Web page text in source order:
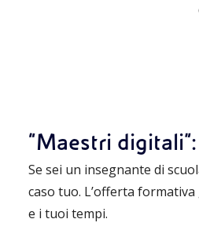
“Maestri
Se sei un insegnante di
caso tuo. L’offerta
e i tuoi tempi.